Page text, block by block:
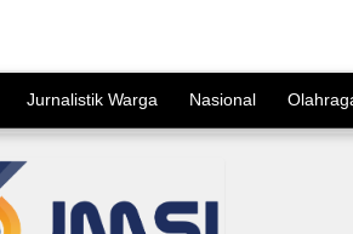
Jurnalistik Warga Nasional